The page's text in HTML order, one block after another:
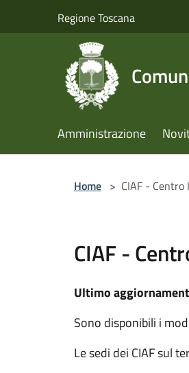
Regione Toscana
Amministrazione
Home > CIAF - Centro
CIAF -
Ultimo
Sono disponibili i
Le sedi dei CIAF sul